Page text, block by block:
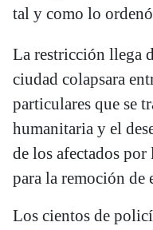
tal y como lo
La restricción llega
ciudad colapsara
particulares que se
humanitaria y el
de los afectados
para la remoción de
Los cientos de